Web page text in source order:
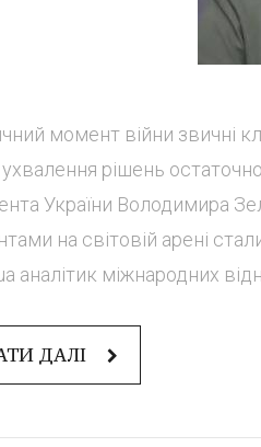
момент війни звичні
рішень
України Володимира
на світовій арені
аналітик міжнародних
ДАЛІ